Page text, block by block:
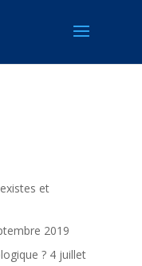
et
2019
? 4 juillet